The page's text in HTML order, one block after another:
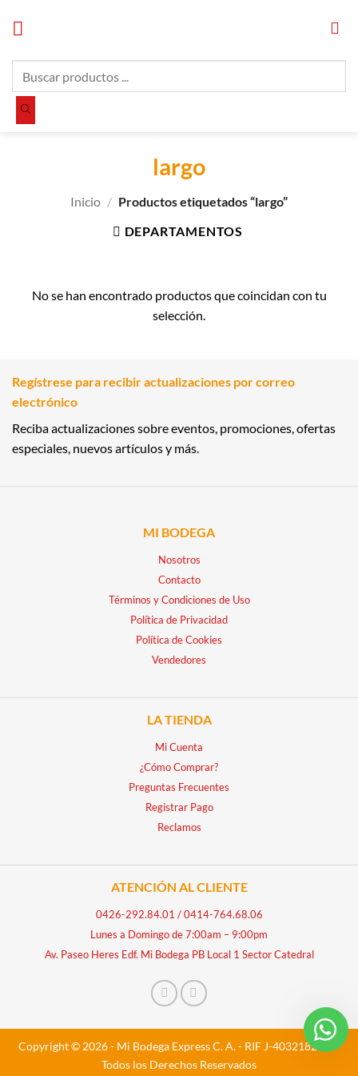
productos
largo
Inicio / Productos etiquetados “largo”
DEPARTAMENTOS
No se han encontrado productos que coincidan con tu
selección.
Regístrese para recibir actualizaciones por correo
electrónico
Reciba actualizaciones sobre eventos, promociones, ofertas
especiales, nuevos artículos y más.
MI BODEGA
Nosotros
Contacto
Términos y Condiciones de Uso
Política de Privacidad
Política de Cookies
Vendedores
LA TIENDA
Mi Cuenta
¿Cómo Comprar?
Preguntas Frecuentes
Registrar Pago
Reclamos
ATENCIÓN AL CLIENTE
0426-292.84.01 /0414-764.68.06
Lunes a Domingo de 7:00am – 9:00pm
Av. Paseo Heres Edf. Mi Bodega PB Local 1 Sector Catedral
Copyright © 2026 - Mi Bodega Express C. A. - RIF J-40321828-5 -
Todos los Derechos Reservados